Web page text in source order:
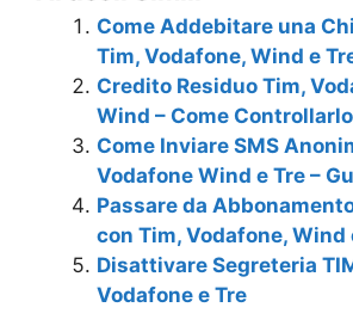
Come Addebitare una
Tim, Vodafone, Wind e
Credito Residuo Tim,
Wind – Come
Come Inviare SMS
Vodafone Wind e Tre –
Passare da
con Tim, Vodafone, Wind
Disattivare Segreteria
Vodafone e Tre